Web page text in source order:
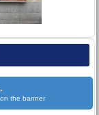
the banner